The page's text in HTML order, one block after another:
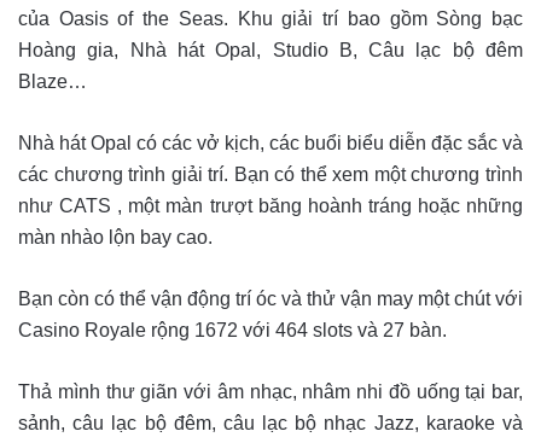
của Oasis of the Seas. Khu giải trí bao gồm Sòng bạc
Hoàng gia, Nhà hát Opal, Studio B, Câu lạc bộ đêm
Blaze…
Nhà hát Opal có các vở kịch, các buổi biểu diễn đặc sắc và
các chương trình giải trí. Bạn có thể xem một chương trình
như CATS , một màn trượt băng hoành tráng hoặc những
màn nhào lộn bay cao.
Bạn còn có thể vận động trí óc và thử vận may một chút với
Casino Royale rộng 1672 với 464 slots và 27 bàn.
Thả mình thư giãn với âm nhạc, nhâm nhi đồ uống tại bar,
sảnh, câu lạc bộ đêm, câu lạc bộ nhạc Jazz, karaoke và